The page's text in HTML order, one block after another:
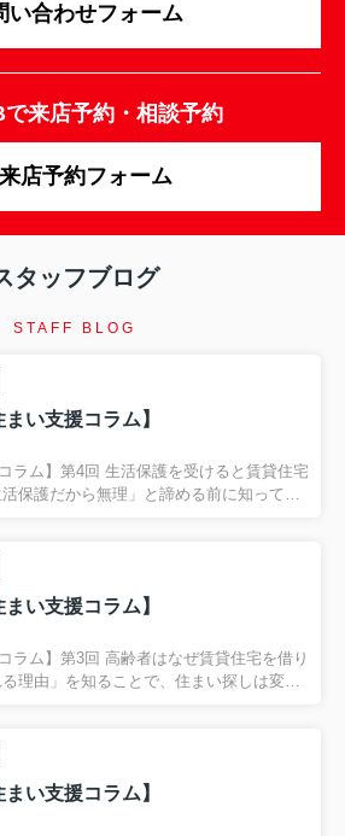
い合わせフォーム
で来店予約・相談予約
店予約フォーム
タッフブログ
STAFF BLOG
い支援コラム】
ラム】第4回 生活保護を受けると賃貸住宅
保護だから無理」と諦める前に知ってほ
かあったときに誰が対応するのか」 とい
住まい探しを難しくしているケースがあ
会社や支援機関、居住支援法人などが関
で抱え込まなくていい環境」 をつくるこ
した。 今回は、住まい相談の現場でも非
受けると賃貸住宅は借りられ...
い支援コラム】
ラム】第3回 高齢者はなぜ賃貸住宅を借り
理由」を知ることで、住まい探しは変わ
度があり、その制度を活用するために
不動産が連携することが大切だというお
私たちが日々もっとも多く相談を受ける
はなぜ賃貸住宅を借りにくいのか？」 に
い支援コラム】